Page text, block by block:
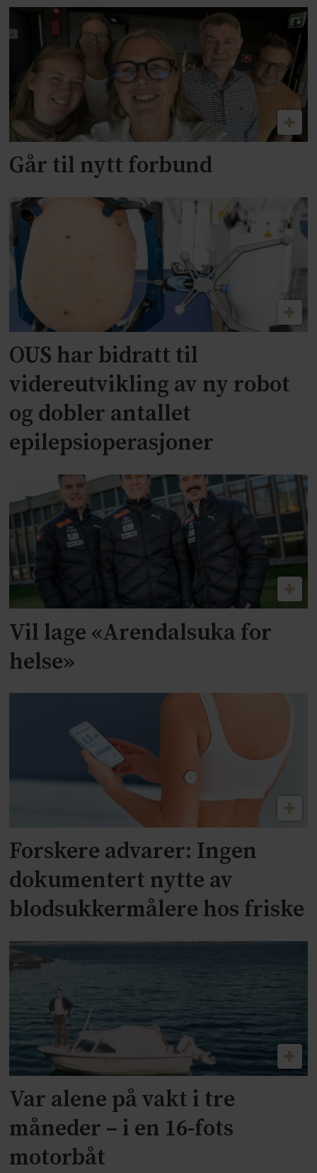
Går til nytt forbund
OUS har bidratt til
videreutvikling av ny robot
og dobler antallet
epilepsioperasjoner
Vil lage «Arendalsuka for
helse»
Forskere advarer: Ingen
dokumentert nytte av
blodsukkermålere hos friske
Var alene på vakt i tre
måneder – i en 16-fots
motorbåt